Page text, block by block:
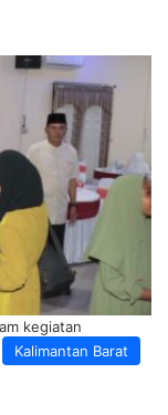
Kalimantan Barat
kegiatan
(Foto: Aji)